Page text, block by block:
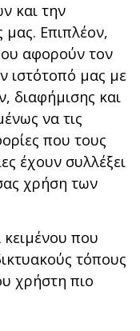
και την
μας. Επιπλέον,
αφορούν τον
ιστότοπό μας με
διαφήμισης και
να τις
που τους
έχουν συλλέξει
χρήση των
κειμένου που
τόπους
χρήστη πιο